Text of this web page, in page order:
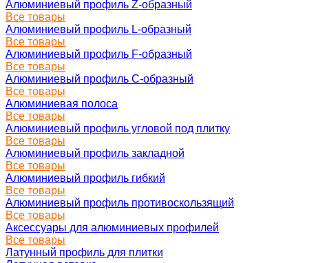
Алюминиевый профиль Z-образный
Все товары
Алюминиевый профиль L-образный
Все товары
Алюминиевый профиль F-образный
Все товары
Алюминиевый профиль C-образный
Все товары
Алюминиевая полоса
Все товары
Алюминиевый профиль угловой под плитку
Все товары
Алюминиевый профиль закладной
Все товары
Алюминиевый профиль гибкий
Все товары
Алюминиевый профиль противоскользящий
Все товары
Аксессуары для алюминиевых профилей
Все товары
Латунный профиль для плитки